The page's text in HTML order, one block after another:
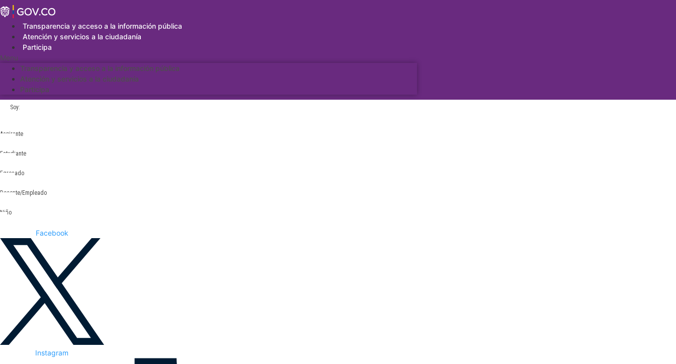
Saltar
al
contenidoTransparencia y acceso a la información pública
Atención y servicios a la ciudadanía
Participa
Menu
Transparencia y acceso a la información pública
Atención y servicios a la ciudadanía
Participa
Soy:
Aspirante
Estudiante
Egresado
Docente/Empleado
Niño
Facebook
Instagram